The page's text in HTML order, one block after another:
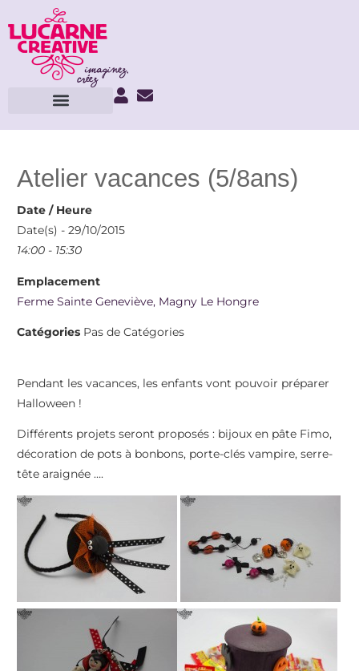
Atelier vacances (5/8ans)
Date / Heure
Date(s) - 29/10/2015
14:00 - 15:30
Emplacement
Ferme Sainte Geneviève, Magny Le Hongre
Catégories Pas de Catégories
Pendant les vacances, les enfants vont pouvoir préparer
Halloween !
Différents projets seront proposés : bijoux en pâte Fimo,
décoration de pots à bonbons, porte-clés vampire, serre-
tête araignée ….